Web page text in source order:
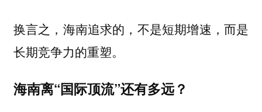
换言之，海南追求的，不是短期增速，而是
长期竞争力的重塑。
海南离“国际顶流”还有多远？